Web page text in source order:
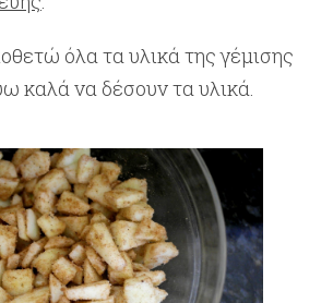
όλα τα υλικά της γέμισης
καλά να δέσουν τα υλικά.